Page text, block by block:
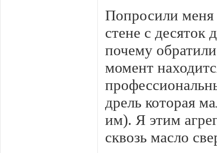
Попросили меня
стене с
почему
момент
дрель которая
им). Я этим
сквозь масло